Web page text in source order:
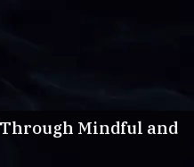
Mindful and